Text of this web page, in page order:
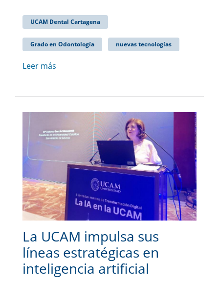
UCAM Dental Cartagena
Grado en Odontología nuevas tecnologías
Leer más
La UCAM impulsa sus
líneas estratégicas en
inteligencia artificial